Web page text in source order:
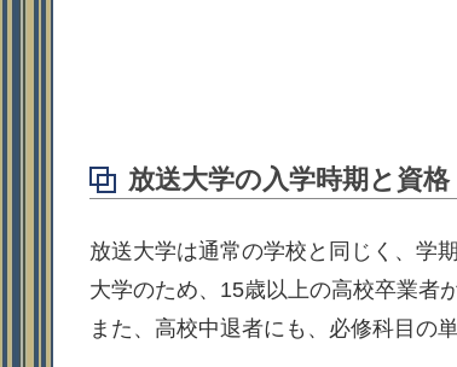
放送大学の入学時期と資格
放送大学は通常の学校と同じく、学期
大学のため、15歳以上の高校卒業者
また、高校中退者にも、必修科目の